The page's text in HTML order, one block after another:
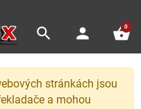
search person shopping_basket
0
stránkách jsou
a mohou